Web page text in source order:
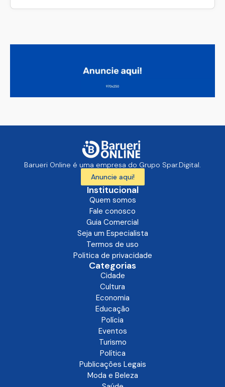
Barueri Online é uma empresa do Grupo Spar.Digital.
Anuncie aqui!
Institucional
Quem somos
Fale conosco
Guia Comercial
Seja um Especialista
Termos de uso
Politica de privacidade
Categorias
Cidade
Cultura
Economia
Educação
Polícia
Eventos
Turismo
Política
Publicações Legais
Moda e Beleza